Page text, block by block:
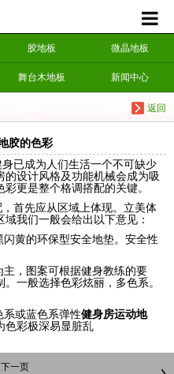
胶地板 微晶地板
舞台木地板 新闻中心
返回
胶的色彩
已成为人们生活一个不可缺少
设计风格及功能机械会成为吸
更是整个格调搭配的关键。
首先应从区域上体现。立美体
我们一般会给出以下意见：
黄的环保型安全地垫。安全性
，图案可根据健身教练的要
一般选择色彩炫丽，多色系。
或蓝色系弹性健身房运动地
色彩极深易显脏乱
下一页